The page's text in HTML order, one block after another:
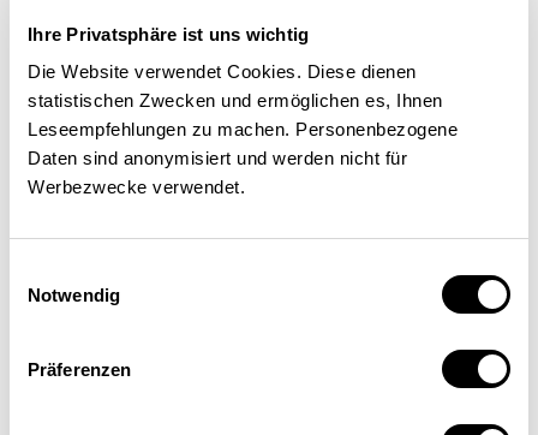
Ihre Privatsphäre ist uns wichtig
Die Website verwendet Cookies. Diese dienen
statistischen Zwecken und ermöglichen es, Ihnen
Leseempfehlungen zu machen. Personenbezogene
Daten sind anonymisiert und werden nicht für
Werbezwecke verwendet.
Notwendig
Präferenzen
als Instrument der Schweizer
Aussenwirtschaftspolitik
Christian Etter| 01.06.2006